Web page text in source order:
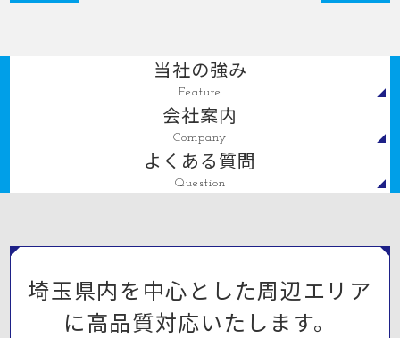
当社の強み
Feature
会社案内
Company
よくある質問
Question
埼玉県内を中心とした周辺エリア
に高品質対応いたします。